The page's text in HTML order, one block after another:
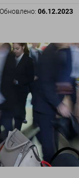
Обновлено: 06.12.2023